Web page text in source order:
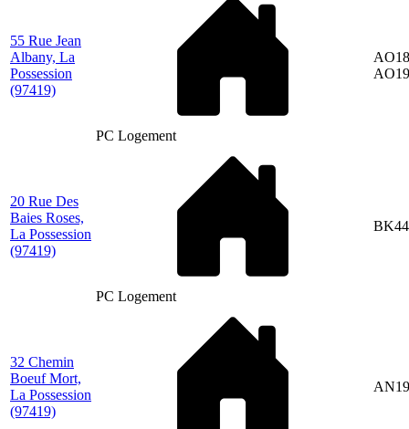
55 Rue Jean
Albany, La
Possession
(97419)
PC Logement
20 Rue Des
Baies Roses,
La Possession
(97419)
PC Logement
32 Chemin
Boeuf Mort,
La Possession
(97419)